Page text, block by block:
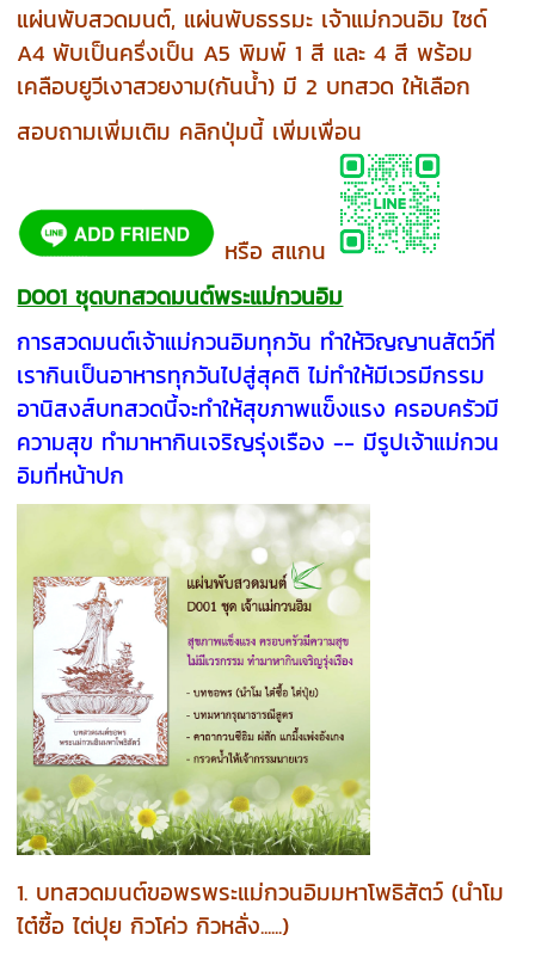
แผ่นพับสวดมนต์, แผ่นพับธรรมะ เจ้าแม่กวนอิม ไซด์
A4 พับเป็นครึ่งเป็น A5 พิมพ์ 1 สี และ 4 สี พร้อม
เคลือบยูวีเงาสวยงาม(กันน้ำ) มี 2 บทสวด ให้เลือก
สอบถามเพิ่มเติม คลิกปุ่มนี้ เพิ่มเพื่อน
หรือ สแกน
D001 ชุดบทสวดมนต์พระแม่กวนอิม
การสวดมนต์เจ้าแม่กวนอิมทุกวัน ทำให้วิญญานสัตว์ที่
เรากินเป็นอาหารทุกวันไปสู่สุคติ ไม่ทำให้มีเวรมีกรรม
อานิสงส์บทสวดนี้จะทำให้สุขภาพแข็งแรง ครอบครัวมี
ความสุข ทำมาหากินเจริญรุ่งเรือง -- มีรูปเจ้าแม่กวน
อิมที่หน้าปก
1. บทสวดมนต์ขอพรพระแม่กวนอิมมหาโพธิสัตว์ (นำโม
ไต๋ซื้อ ไต่ปุย กิวโค่ว กิวหลั่ง......)